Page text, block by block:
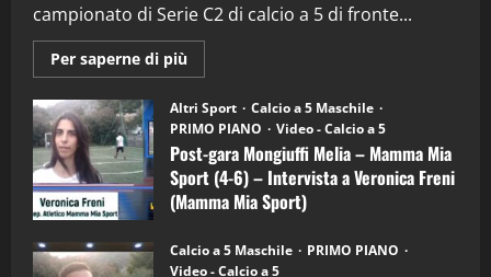
campionato di Serie C2 di calcio a 5 di fronte...
Per saperne di più
informazioni
Post-
gara
Mongiuffi
Melia
–
Mamma
Mia
Sport
6)
–
Intervista
Altri Sport
Calcio a 5 Maschile
PRIMO PIANO
Video - Calcio a 5
Post-gara Mongiuffi Melia – Mamma Mia
Sport (4-6) – Intervista a Veronica Freni
(Mamma Mia Sport)
Calcio a 5 Maschile
PRIMO PIANO
Video - Calcio a 5
2 28/04/2026
3
"SportEmpire" in Podcast
“SportEmpire” in Podcast: 28^ Puntata
(Martedi 21 Aprile 2026)
21/04/2026
“SportEmpire” in Podcast: 27^ Puntata
(Martedi 14 Aprile 2026)